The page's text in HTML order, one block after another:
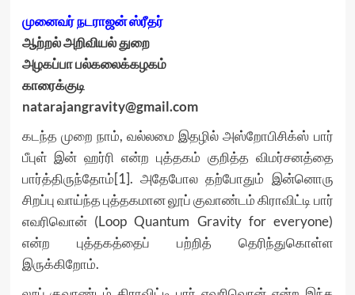
முனைவர் நடராஜன் ஸ்ரீதர்
ஆற்றல் அறிவியல் துறை
அழகப்பா பல்கலைக்கழகம்
காரைக்குடி
natarajangravity@gmail.com
கடந்த முறை நாம், வல்லமை இதழில் அஸ்றோபிசிக்ஸ் பார்
பீபுள் இன் ஹர்ரி என்ற புத்தகம் குறித்த விமர்சனத்தை
பார்த்திருந்தோம்[1]. அதேபோல தற்போதும் இன்னொரு
சிறப்பு வாய்ந்த புத்தகமான லூப் குவாண்டம் கிராவிட்டி பார்
எவரிவொன் (Loop Quantum Gravity for everyone)
என்ற புத்தகத்தைப் பற்றித் தெரிந்துகொள்ள
இருக்கிறோம்.